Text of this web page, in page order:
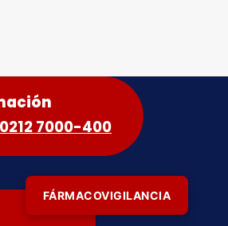
7000-400
FÁRMACOVIGILANCIA